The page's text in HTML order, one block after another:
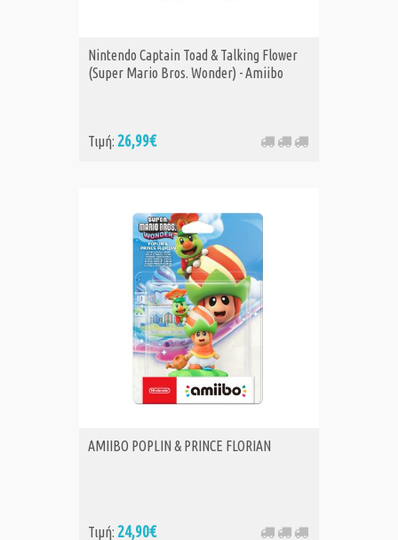
Nintendo Captain Toad & Talking Flower
(Super Mario Bros. Wonder) - Amiibo
Τιμή: 26,99€
AMIIBO POPLIN & PRINCE FLORIAN
Τιμή: 24,90€